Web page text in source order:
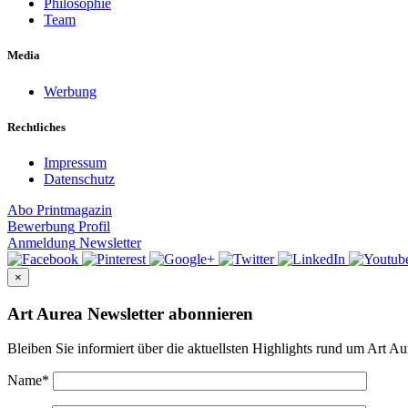
Philosophie
Team
Media
Werbung
Rechtliches
Impressum
Datenschutz
Abo Printmagazin
Bewerbung Profil
Anmeldung Newsletter
×
Art Aurea Newsletter abonnieren
Bleiben Sie informiert über die aktuellsten Highlights rund um Art
Name*